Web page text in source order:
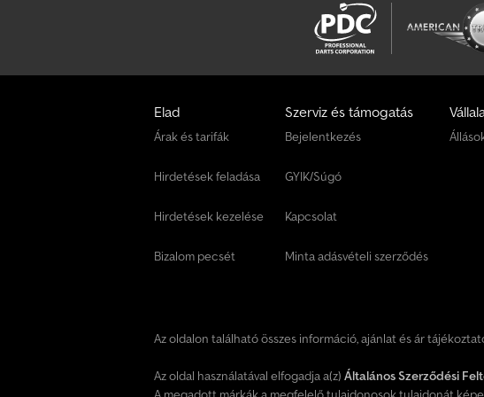
Elad
Árak és tarifák
Hirdetések feladása
Hirdetések kezelése
Bizalom pecsét
Szerviz és támogatás
Bejelentkezés
GYIK/Súgó
Kapcsolat
Minta adásvételi szerződés
Az oldalon található összes információ, ajánlat és ár
Az oldal használatával elfogadja a(z) Általános Szerződési